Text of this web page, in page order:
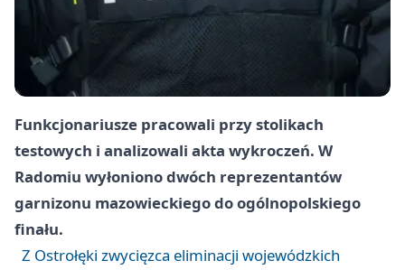
Funkcjonariusze pracowali przy stolikach
testowych i analizowali akta wykroczeń. W
Radomiu wyłoniono dwóch reprezentantów
garnizonu mazowieckiego do ogólnopolskiego
finału.
Z Ostrołęki zwycięzca eliminacji wojewódzkich